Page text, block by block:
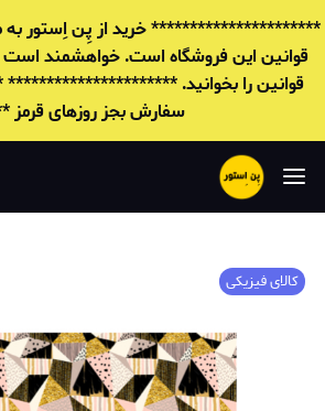
********************** خرید از پِن اِستور به
قوانين این فروشگاه است. خواهشمند
قوانين را بخوانید. **********************
سفارش بجز روزهای قرمز
کالای فیزیکی